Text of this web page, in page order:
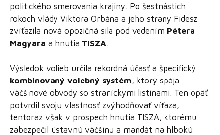
politického smerovania krajiny. Po šestnástich
rokoch vlády Viktora Orbána a jeho strany Fidesz
zvíťazila nová opozičná sila pod vedením Pétera
Magyara a hnutia TISZA.
Výsledok volieb určila rekordná účasť a špecifický
kombinovaný volebný systém, ktorý spája
väčšinové obvody so straníckymi listinami. Ten opäť
potvrdil svoju vlastnosť zvýhodňovať víťaza,
tentoraz však v prospech hnutia TISZA, ktorému
zabezpečil ústavnú väčšinu a mandát na hlbokú